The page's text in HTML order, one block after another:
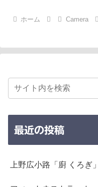
ホーム Camera
最近の投稿
上野広小路「廚 くろぎ」